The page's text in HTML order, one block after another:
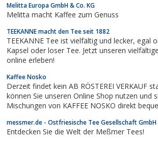
Melitta Europa GmbH & Co. KG
Melitta macht Kaffee zum Genuss
TEEKANNE macht den Tee seit 1882
TEEKANNE Tee ist vielfältig und lecker, egal ob als Beutel,
Kapsel oder loser Tee. Jetzt unseren
online erleben!
Kaffee Nosko
Derzeit findet kein AB RÖSTEREI VERKAUF
können Sie unseren Online Shop nutzen und
Mischungen von KAFFEE NOSKO direkt
messmer.de - Ostfriesische Tee Gesellschaft GmbH
Entdecken Sie die Welt der Meßmer Tees!